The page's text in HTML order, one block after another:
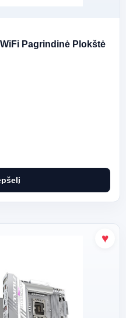
Pagrindinė Plokštė